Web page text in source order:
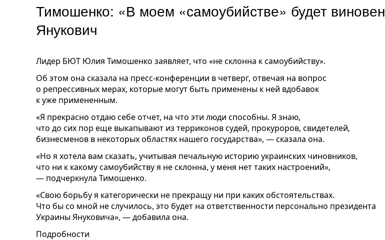
Тимошенко: «В моем «самоубийстве» будет виновен
Янукович
Лидер БЮТ Юлия Тимошенко заявляет, что «не склонна к самоубийству».
Об этом она сказала на пресс-конференции в четверг, отвечая на вопрос
о репрессивных мерах, которые могут быть применены к ней вдобавок
к уже примененным.
«Я прекрасно отдаю себе отчет, на что эти люди способны. Я знаю,
что до сих пор еще выкапывают из терриконов судей, прокуроров, свидетелей,
бизнесменов в некоторых областях нашего государства», — сказала она.
«Но я хотела вам сказать, учитывая печальную историю украинских чиновников,
что ни к какому самоубийству я не склонна, у меня нет таких настроений»,
— подчеркнула Тимошенко.
«Свою борьбу я категорически не прекращу ни при каких обстоятельствах.
Что бы со мной не случилось, это будет на ответственности персонально президента
Украины Януковича», — добавила она.
Подробности